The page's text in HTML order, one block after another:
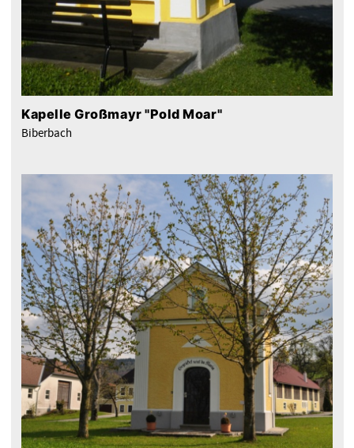
Kapelle Großmayr "Pold Moar"
Biberbach